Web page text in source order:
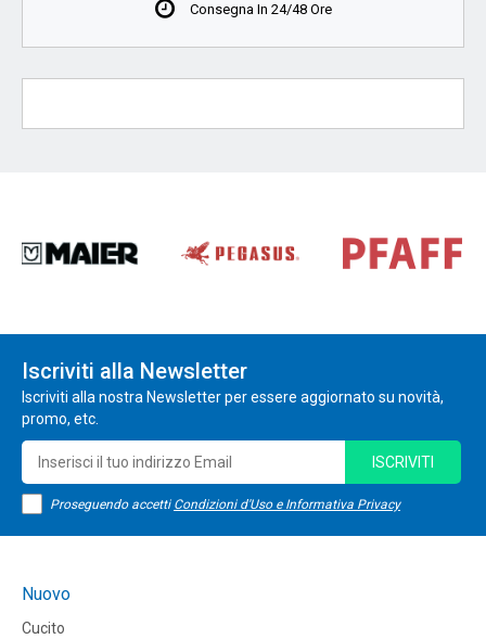
Consegna In 24/48 Ore
Iscriviti alla Newsletter
Iscriviti alla nostra Newsletter per essere aggiornato su novità,
promo, etc.
Proseguendo accetti Condizioni d'Uso e Informativa Privacy
ISCRIVITI
Nuovo
Cucito